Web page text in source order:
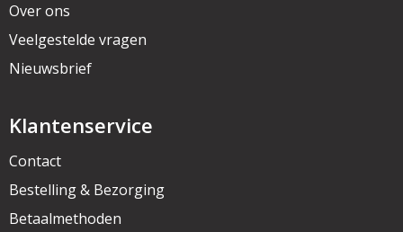
Over ons
Veelgestelde vragen
Nieuwsbrief
Klantenservice
Contact
Bestelling & Bezorging
Betaalmethoden